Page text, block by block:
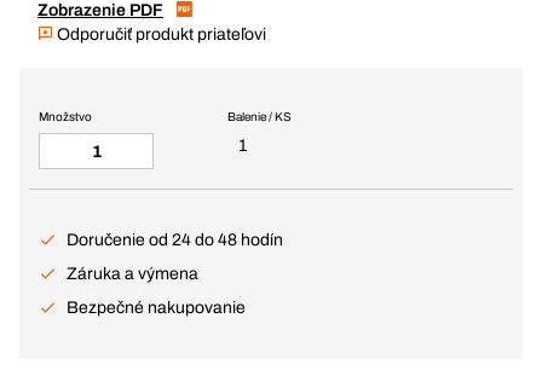
Zobrazenie PDF
Odporučiť produkt priateľovi
Balenie / KS
1
Množstvo
Doručenie od 24 do 48 hodín
Záruka a výmena
Bezpečné nakupovanie